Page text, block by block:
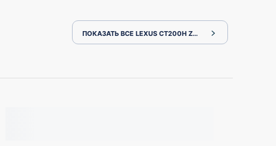
ПОКАЗАТЬ ВСЕ LEXUS CT200H ZWA10